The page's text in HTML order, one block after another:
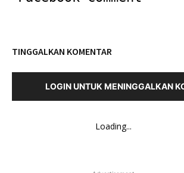
TINGGALKAN KOMENTAR
LOGIN UNTUK MENINGGALKAN
Loading...